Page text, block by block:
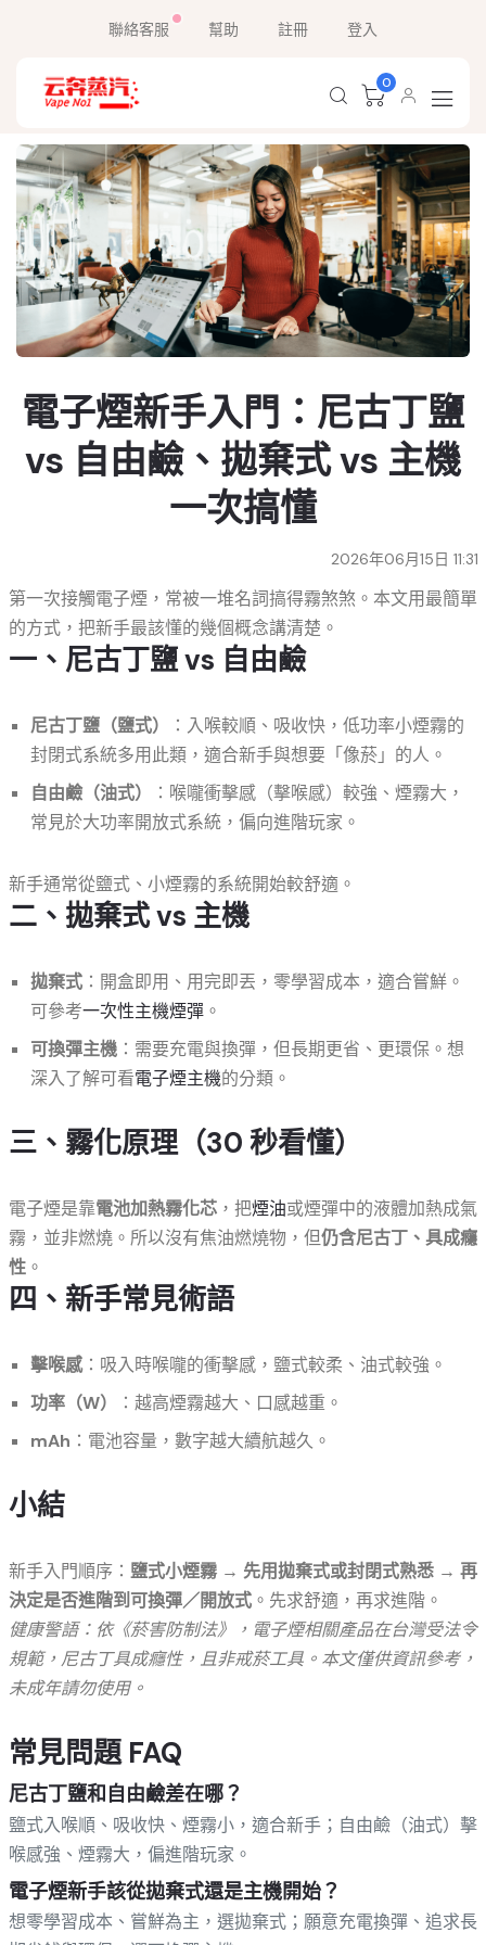
聯絡客服 幫助 註冊 登入
0
電子煙新手入門：尼古丁鹽
vs 自由鹼、拋棄式 vs 主機
一次搞懂
2026年06月15日 11:31
第一次接觸電子煙，常被一堆名詞搞得霧煞煞。本文用最簡單
的方式，把新手最該懂的幾個概念講清楚。
一、尼古丁鹽 vs 自由鹼
尼古丁鹽（鹽式）
：入喉較順、吸收快，低功率小煙霧的
封閉式系統多用此類，適合新手與想要「像菸」的人。
自由鹼（油式）
：喉嚨衝擊感（擊喉感）較強、煙霧大，
常見於大功率開放式系統，偏向進階玩家。
新手通常從鹽式、小煙霧的系統開始較舒適。
二、拋棄式 vs 主機
拋棄式：開盒即用、用完即丟，零學習成本，適合嘗鮮。
可參考一次性主機煙彈。
可換彈主機：需要充電與換彈，但長期更省、更環保。想
深入了解可看電子煙主機的分類。
三、霧化原理（30 秒看懂）
電子煙是靠電池加熱霧化芯，把煙油或煙彈中的液體加熱成氣
霧，並非燃燒。所以沒有焦油燃燒物，但仍含尼古丁、具成癮
性。
四、新手常見術語
擊喉感：吸入時喉嚨的衝擊感，鹽式較柔、油式較強。
功率（W）
：越高煙霧越大、口感越重。
mAh ：電池容量，數字越大續航越久。
小結
新手入門順序： 鹽式小煙霧 → 先用拋棄式或封閉式熟悉 → 再
決定是否進階到可換彈／開放式。先求舒適，再求進階。
健康警語：依《菸害防制法》，電子煙相關產品在台灣受法令
規範，尼古丁具成癮性，且非戒菸工具。本文僅供資訊參考，
未成年請勿使用。
常見問題 FAQ
尼古丁鹽和自由鹼差在哪？
鹽式入喉順、吸收快、煙霧小，適合新手；自由鹼（油式）擊
喉感強、煙霧大，偏進階玩家。
電子煙新手該從拋棄式還是主機開始？
想零學習成本、嘗鮮為主，選拋棄式；願意充電換彈、追求長